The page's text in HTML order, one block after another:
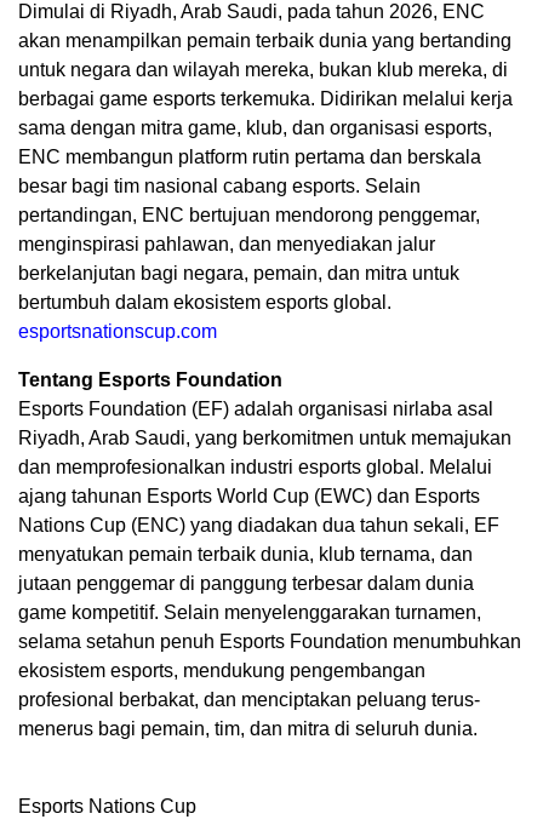
Dimulai di Riyadh, Arab Saudi, pada tahun 2026, ENC
akan menampilkan pemain terbaik dunia yang bertanding
untuk negara dan wilayah mereka, bukan klub mereka, di
berbagai game esports terkemuka. Didirikan melalui kerja
sama dengan mitra game, klub, dan organisasi esports,
ENC membangun platform rutin pertama dan berskala
besar bagi tim nasional cabang esports. Selain
pertandingan, ENC bertujuan mendorong penggemar,
menginspirasi pahlawan, dan menyediakan jalur
berkelanjutan bagi negara, pemain, dan mitra untuk
bertumbuh dalam ekosistem esports global.
esportsnationscup.com
Tentang Esports Foundation
Esports Foundation (EF) adalah organisasi nirlaba asal
Riyadh, Arab Saudi, yang berkomitmen untuk memajukan
dan memprofesionalkan industri esports global. Melalui
ajang tahunan Esports World Cup (EWC) dan Esports
Nations Cup (ENC) yang diadakan dua tahun sekali, EF
menyatukan pemain terbaik dunia, klub ternama, dan
jutaan penggemar di panggung terbesar dalam dunia
game kompetitif. Selain menyelenggarakan turnamen,
selama setahun penuh Esports Foundation menumbuhkan
ekosistem esports, mendukung pengembangan
profesional berbakat, dan menciptakan peluang terus-
menerus bagi pemain, tim, dan mitra di seluruh dunia.
Esports Nations Cup